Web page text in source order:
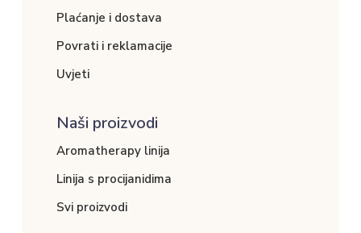
Plaćanje i dostava
Povrati i reklamacije
Uvjeti
Naši proizvodi
Aromatherapy linija
Linija s procijanidima
Svi proizvodi